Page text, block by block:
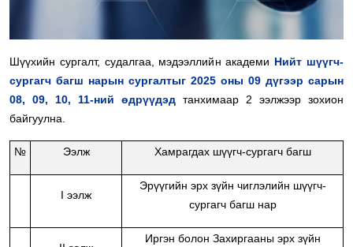
Шүүхийн сургалт, судалгаа, мэдээллийн академи Нийт шүүгч-
сургагч багш нарын сургалтыг 2025 оны 09 дүгээр сарын
08, 09, 10, 11-ний өдрүүдэд танхимаар 2 ээлжээр зохион
байгуулна.
№ Ээлж Хамрагдах шүүгч-сургагч багш
I ээлж
Эрүүгийн эрх зүйн чиглэлийн шүүгч-
сургагч багш нар
Иргэн болон Захиргааны эрх зүйн